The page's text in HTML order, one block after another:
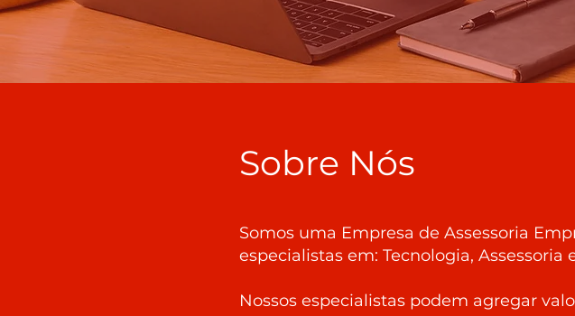
Sobre Nós
Somos uma Empresa de Assessoria
especialistas em: Tecnologia, Assessoria
Nossos especialistas podem agregar